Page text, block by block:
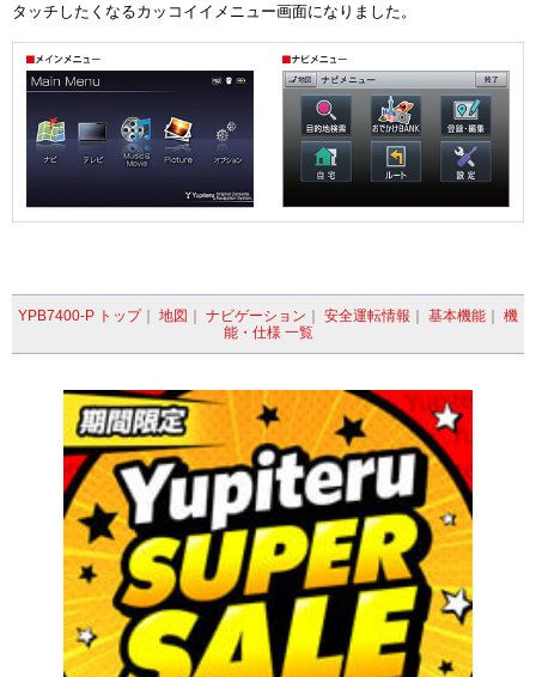
タッチしたくなるカッコイイメニュー画面になりました。
YPB7400-P トップ｜ 地図 ナビゲーション 安全運転情報 基本機能
機
能・仕様 一覧